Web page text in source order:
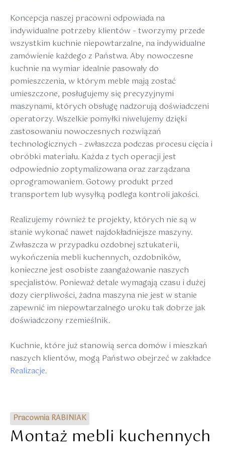
Koncepcja naszej pracowni odpowiada na
indywidualne potrzeby klientów – tworzymy przede
wszystkim kuchnie niepowtarzalne, na indywidualne
zamówienie każdego z Państwa. Aby nowoczesne
kuchnie na wymiar idealnie pasowały do
pomieszczenia, w którym meble mają zostać
umieszczone, posługujemy się precyzyjnymi
maszynami, których obsługę nadzorują doświadczeni
operatorzy. Wszelkie pomyłki niwelujemy dzięki
zastosowaniu nowoczesnych rozwiązań
technologicznych – zwłaszcza podczas procesu cięcia i
obróbki materiału. Każda z tych operacji jest
odpowiednio zoptymalizowana oraz zarządzana
oprogramowaniem. Gotowy produkt przed
transportem lub wysyłką podlega kontroli jakości.
Realizujemy również te projekty, których nie są w
stanie wykonać nawet najdokładniejsze maszyny.
Zwłaszcza w przypadku ozdobnej sztukaterii,
wykończenia mebli kuchennych, ozdobników,
konieczne jest osobiste zaangażowanie naszych
specjalistów. Ponieważ detale wymagają czasu i dużej
dozy cierpliwości, żadna maszyna nie jest w stanie
zapewnić im niepowtarzalnego uroku tak dobrze jak
doświadczony rzemieślnik.
Kuchnie, które już stanowią serca domów i mieszkań
naszych klientów, mogą Państwo obejrzeć w zakładce
Realizacje.
Pracownia RABINIAK
Montaż mebli kuchennych